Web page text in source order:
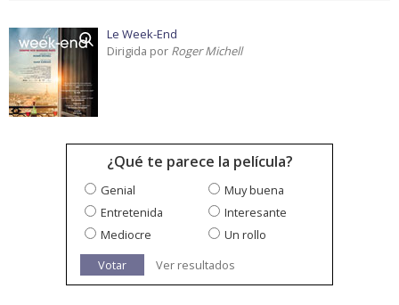
Le Week-End
Dirigida por Roger Michell
¿Qué te parece la película?
Genial
Muy buena
Entretenida
Interesante
Mediocre
Un rollo
Votar
Ver resultados